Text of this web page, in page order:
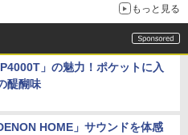
もっと見る
」の魅力！ポケットに入
醍醐味
HOME」サウンドを体感